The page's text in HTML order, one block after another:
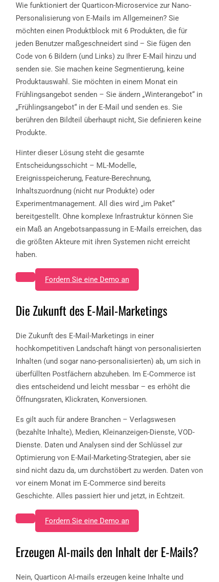
Wie funktioniert der Quarticon-Microservice zur Nano-
Personalisierung von E-Mails im Allgemeinen? Sie
möchten einen Produktblock mit 6 Produkten, die für
jeden Benutzer maßgeschneidert sind – Sie fügen den
Code von 6 Bildern (und Links) zu Ihrer E-Mail hinzu und
senden sie. Sie machen keine Segmentierung, keine
Produktauswahl. Sie möchten in einem Monat ein
Frühlingsangebot senden – Sie ändern „Winterangebot“ in
„Frühlingsangebot“ in der E-Mail und senden es. Sie
berühren den Bildteil überhaupt nicht, Sie definieren keine
Produkte.
Hinter dieser Lösung steht die gesamte
Entscheidungsschicht – ML-Modelle,
Ereignisspeicherung, Feature-Berechnung,
Inhaltszuordnung (nicht nur Produkte) oder
Experimentmanagement. All dies wird „im Paket“
bereitgestellt. Ohne komplexe Infrastruktur können Sie
ein Maß an Angebotsanpassung in E-Mails erreichen, das
die größten Akteure mit ihren Systemen nicht erreicht
haben.
Fordern Sie eine Demo an
Die Zukunft des E-Mail-Marketings
Die Zukunft des E-Mail-Marketings in einer
hochkompetitiven Landschaft hängt von personalisierten
Inhalten (und sogar nano-personalisierten) ab, um sich in
überfüllten Postfächern abzuheben. Im E-Commerce ist
dies entscheidend und leicht messbar – es erhöht die
Öffnungsraten, Klickraten, Konversionen.
Es gilt auch für andere Branchen – Verlagswesen
(bezahlte Inhalte), Medien, Kleinanzeigen-Dienste, VOD-
Dienste. Daten und Analysen sind der Schlüssel zur
Optimierung von E-Mail-Marketing-Strategien, aber sie
sind nicht dazu da, um durchstöbert zu werden. Daten von
vor einem Monat im E-Commerce sind bereits
Geschichte. Alles passiert hier und jetzt, in Echtzeit.
Fordern Sie eine Demo an
Erzeugen AI-mails den Inhalt der E-Mails?
Nein, Quarticon AI-mails erzeugen keine Inhalte und